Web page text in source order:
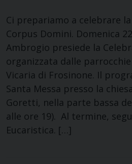
Ci prepariamo a celebrare
Corpus Domini. Domenica
Ambrogio presiede la
organizzata dalle
Vicaria di Frosinone. Il
Santa Messa presso la
Goretti, nella parte bassa
alle ore 19). Al termine,
Eucaristica. […]